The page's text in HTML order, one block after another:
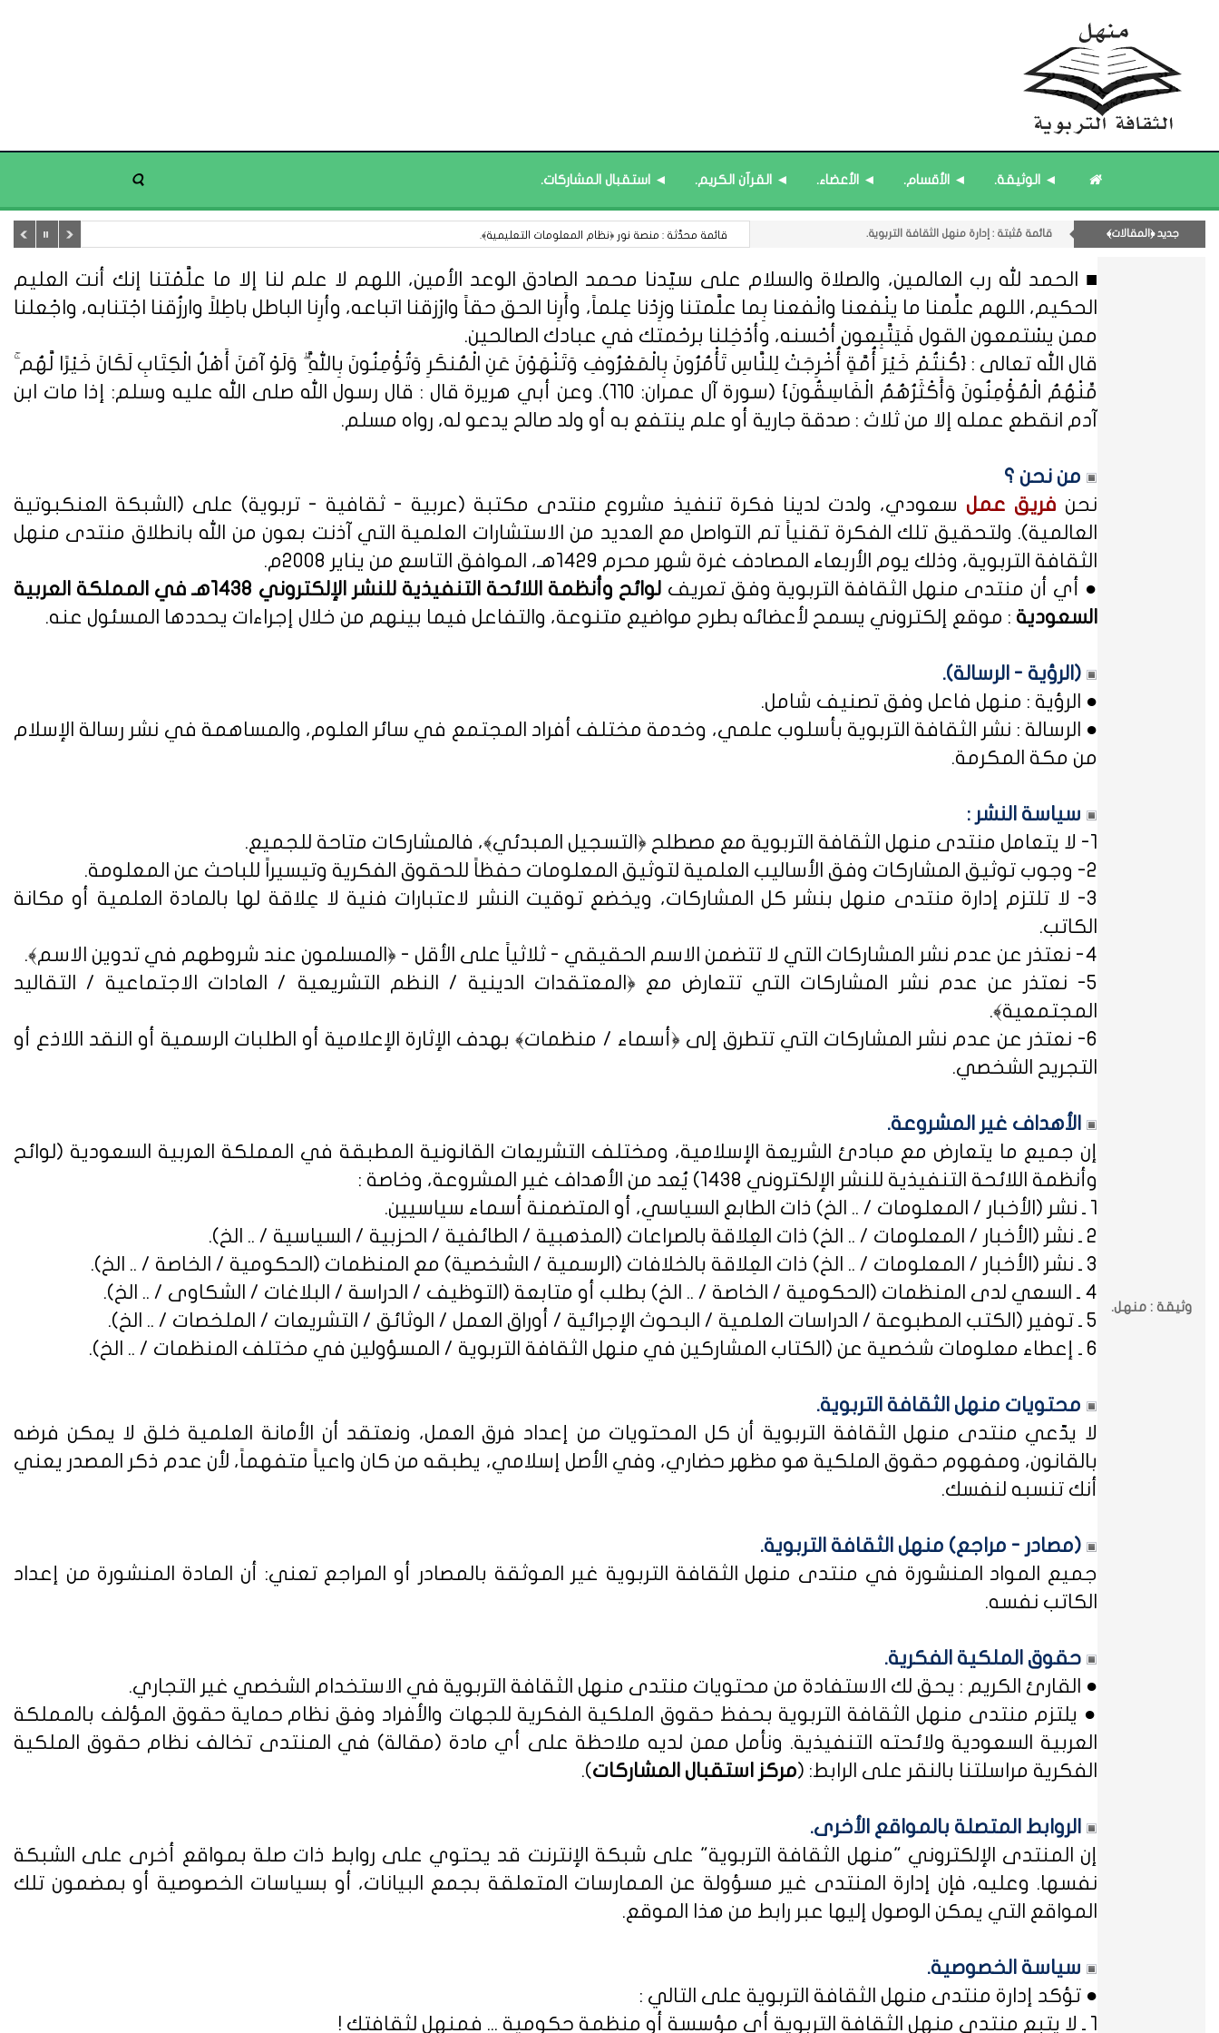
◄ الوثيقة. ◄ الأقسام. ◄ الأعضاء. ◄ القرآن الكريم. ◄ استقبال المشاركات.
جديد ﴿المقالات﴾
قائمة مُحدَّثة : من ﴿جديد﴾ المشاركات.
11- القسم الحادي عشر : ﴿اللقاءات الشخصية - الثقافة المتسلسلة﴾.
قائمة مُحدَّثة : حديث الساعة.
قائمة مُثبتة : إدارة منهل الثقافة التربوية.
قائمة مُثبتة : مشرف منهل الثقافة التربوية. قائمة محدَّثة : مصطلحات الثقافة التربوية.
وثيقة : منهل.
■ الحمد لله رب العالمين، والصلاة والسلام على سيّدنا محمد الصادق الوعد الأمين، اللهم لا علم لنا إلا ما علَّمْتنا إنك أنت العليم
الحكيم، اللهم علِّمنا ما ينْفعنا وانْفعنا بِما علَّمتنا وزِدْنا عِلماً، وأَرِنا الحق حقاً وارْزقنا اتباعه، وأرِنا الباطل باطِلاً وارزُقنا اجْتنابه، واجْعلنا
ممن يسْتمعون القول فَيَتَّبِعون أحْسنه، وأدْخِلنا برحْمتك في عبادك الصالحين.
قال الله تعالى : {كُنتُمْ خَيْرَ أُمَّةٍ أُخْرِجَتْ لِلنَّاسِ تَأْمُرُونَ بِالْمَعْرُوفِ وَتَنْهَوْنَ عَنِ الْمُنكَرِ وَتُؤْمِنُونَ بِاللَّهِ ۗ وَلَوْ آمَنَ أَهْلُ الْكِتَابِ لَكَانَ خَيْرًا لَّهُم ۚ
مِّنْهُمُ الْمُؤْمِنُونَ وَأَكْثَرُهُمُ الْفَاسِقُونَ} (سورة آل عمران: 110). وعن أبي هريرة قال : قال رسول الله صلى الله عليه وسلم: إذا مات ابن
آدم انقطع عمله إلا من ثلاث : صدقة جارية أو علم ينتفع به أو ولد صالح يدعو له، رواه مسلم.
من نحن ؟
نحن فريق عمل سعودي، ولدت لدينا فكرة تنفيذ مشروع منتدى مكتبة (عربية - ثقافية - تربوية) على (الشبكة العنكبوتية
العالمية). ولتحقيق تلك الفكرة تقنياً تم التواصل مع العديد من الاستشارات العلمية التي آذنت بعون من الله بانطلاق منتدى منهل
الثقافة التربوية، وذلك يوم الأربعاء المصادف غرة شهر محرم 1429هـ، الموافق التاسع من يناير 2008م.
● أي أن منتدى منهل الثقافة التربوية وفق تعريف
لوائح وأنظمة اللائحة التنفيذية للنشر الإلكتروني 1438هـ في المملكة العربية
السعودية : موقع إلكتروني يسمح لأعضائه بطرح مواضيع متنوعة، والتفاعل فيما بينهم من خلال إجراءات يحددها المسئول عنه.
(الرؤية - الرسالة).
● الرؤية : منهل فاعل وفق تصنيف شامل.
● الرسالة : نشر الثقافة التربوية بأسلوب علمي، وخدمة مختلف أفراد المجتمع في سائر العلوم، والمساهمة في نشر رسالة الإسلام
من مكة المكرمة.
سياسة النشر :
1- لا يتعامل منتدى منهل الثقافة التربوية مع مصطلح ﴿التسجيل المبدئي﴾، فالمشاركات متاحة للجميع.
2- وجوب توثيق المشاركات وفق الأساليب العلمية لتوثيق المعلومات حفظاً للحقوق الفكرية وتيسيراً للباحث عن المعلومة.
3- لا تلتزم إدارة منتدى منهل بنشر كل المشاركات، ويخضع توقيت النشر لاعتبارات فنية لا عِلاقة لها بالمادة العلمية أو مكانة
الكاتب.
4- نعتذر عن عدم نشر المشاركات التي لا تتضمن الاسم الحقيقي - ثلاثياً على الأقل - ﴿المسلمون عند شروطهم في تدوين الاسم﴾.
5- نعتذر عن عدم نشر المشاركات التي تتعارض مع ﴿المعتقدات الدينية / النظم التشريعية / العادات الاجتماعية / التقاليد
المجتمعية﴾.
6- نعتذر عن عدم نشر المشاركات التي تتطرق إلى ﴿أسماء / منظمات﴾ بهدف الإثارة الإعلامية أو الطلبات الرسمية أو النقد اللاذع أو
التجريح الشخصي.
الأهداف غير المشروعة.
إن جميع ما يتعارض مع مبادئ الشريعة الإسلامية، ومختلف التشريعات القانونية المطبقة في المملكة العربية السعودية (لوائح
وأنظمة اللائحة التنفيذية للنشر الإلكتروني 1438
) يُعد من الأهداف غير المشروعة، وخاصة :
1 ـ نشر (الأخبار / المعلومات / .. الخ) ذات الطابع السياسي، أو المتضمنة أسماء سياسيين.
2 ـ نشر (الأخبار / المعلومات / .. الخ) ذات العِلاقة بالصراعات (المذهبية / الطائفية / الحزبية / السياسية / .. الخ).
3 ـ نشر (الأخبار / المعلومات / .. الخ) ذات العِلاقة بالخلافات (الرسمية / الشخصية) مع المنظمات (الحكومية / الخاصة / .. الخ).
4 ـ السعي لدى المنظمات (الحكومية / الخاصة / .. الخ) بطلب أو متابعة (التوظيف / الدراسة / البلاغات / الشكاوى / .. الخ).
5 ـ توفير (الكتب المطبوعة / الدراسات العلمية / البحوث الإجرائية / أوراق العمل / الوثائق / التشريعات / الملخصات / .. الخ).
6 ـ إعطاء معلومات شخصية عن (الكتاب المشاركين في منهل الثقافة التربوية / المسؤولين في مختلف المنظمات / .. الخ).
محتويات منهل الثقافة التربوية.
لا يدّعي منتدى منهل الثقافة التربوية أن كل المحتويات من إعداد فرق العمل، ونعتقد أن الأمانة العلمية خلق لا يمكن فرضه
بالقانون، ومفهوم حقوق الملكية هو مظهر حضاري، وفي الأصل إسلامي، يطبقه من كان واعياً متفهماً، لأن عدم ذكر المصدر يعني
أنك تنسبه لنفسك.
(مصادر - مراجع) منهل الثقافة التربوية.
جميع المواد المنشورة في منتدى منهل الثقافة التربوية غير الموثقة بالمصادر أو المراجع تعني: أن المادة المنشورة من إعداد
الكاتب نفسه.
حقوق الملكية الفكرية.
● القارئ الكريم : يحق لك الاستفادة من محتويات منتدى منهل الثقافة التربوية في الاستخدام الشخصي غير التجاري.
● يلتزم منتدى منهل الثقافة التربوية بحفظ حقوق الملكية الفكرية للجهات والأفراد وفق نظام حماية حقوق المؤلف بالمملكة
العربية السعودية ولائحته التنفيذية. ونأمل ممن لديه ملاحظة على أي مادة (مقالة) في المنتدى تخالف نظام حقوق الملكية
الفكرية مراسلتنا بالنقر على الرابط: (مركز استقبال المشاركات).
الروابط المتصلة بالمواقع الأخرى.
إن المنتدى الإلكتروني "منهل الثقافة التربوية" على شبكة الإنترنت قد يحتوي على روابط ذات صلة بمواقع أخرى على الشبكة
نفسها. وعليه، فإن إدارة المنتدى غير مسؤولة عن الممارسات المتعلقة بجمع البيانات، أو بسياسات الخصوصية أو بمضمون تلك
المواقع التي يمكن الوصول إليها عبر رابط من هذا الموقع.
سياسة الخصوصية.
● تؤكد إدارة منتدى منهل الثقافة التربوية على التالي :
1 ـ لا يتبع منتدى منهل الثقافة التربوية أي مؤسسة أو منظمة حكومية ... فمنهل لثقافتك !